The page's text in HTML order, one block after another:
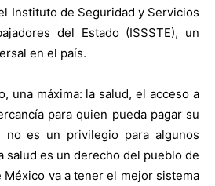
Instituto de Seguridad y Servicios
del Estado (ISSSTE), un
en el país.
una máxima: la salud, el acceso a
para quien pueda pagar su
no es un privilegio para algunos
salud es un derecho del pueblo de
va a tener el mejor sistema